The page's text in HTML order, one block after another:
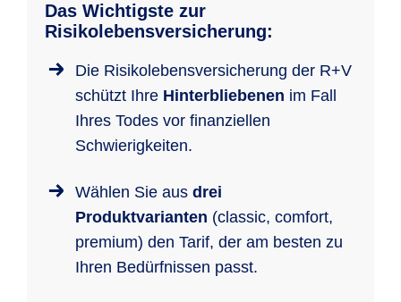
Das Wichtigste zur
Risikolebensversicherung:
Die Risikolebensversicherung der R+V
schützt Ihre Hinterbliebenen im Fall
Ihres Todes vor finanziellen
Schwierigkeiten.
Wählen Sie aus drei
Produktvarianten (classic, comfort,
premium) den Tarif, der am besten zu
Ihren Bedürfnissen passt.